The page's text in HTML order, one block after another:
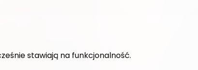
stawiają na funkcjonalność.